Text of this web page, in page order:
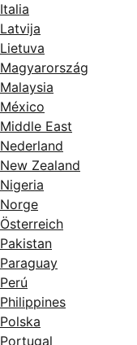
Italia
Latvija
Lietuva
Magyarország
Malaysia
México
Middle East
Nederland
New Zealand
Nigeria
Norge
Österreich
Pakistan
Paraguay
Perú
Philippines
Polska
Portugal